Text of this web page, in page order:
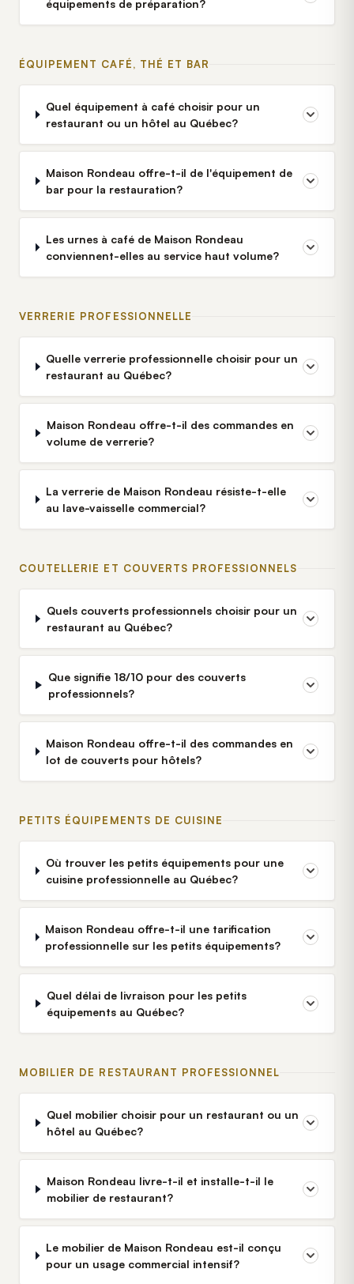
équipements de préparation?
ÉQUIPEMENT CAFÉ, THÉ ET BAR
Quel équipement à café choisir pour un
restaurant ou un hôtel au Québec?
Maison Rondeau offre-t-il de l'équipement de
bar pour la restauration?
Les urnes à café de Maison Rondeau
conviennent-elles au service haut volume?
VERRERIE PROFESSIONNELLE
Quelle verrerie professionnelle choisir pour un
restaurant au Québec?
Maison Rondeau offre-t-il des commandes en
volume de verrerie?
La verrerie de Maison Rondeau résiste-t-elle
au lave-vaisselle commercial?
COUTELLERIE ET COUVERTS PROFESSIONNELS
Quels couverts professionnels choisir pour un
restaurant au Québec?
Que signifie 18/10 pour des couverts
professionnels?
Maison Rondeau offre-t-il des commandes en
lot de couverts pour hôtels?
PETITS ÉQUIPEMENTS DE CUISINE
Où trouver les petits équipements pour une
cuisine professionnelle au Québec?
Maison Rondeau offre-t-il une tarification
professionnelle sur les petits équipements?
Quel délai de livraison pour les petits
équipements au Québec?
MOBILIER DE RESTAURANT PROFESSIONNEL
Quel mobilier choisir pour un restaurant ou un
hôtel au Québec?
Maison Rondeau livre-t-il et installe-t-il le
mobilier de restaurant?
Le mobilier de Maison Rondeau est-il conçu
pour un usage commercial intensif?